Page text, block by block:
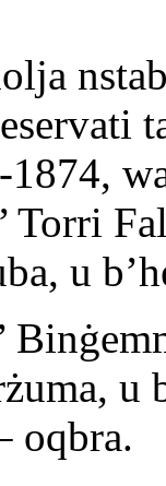
u
u
oqbra.